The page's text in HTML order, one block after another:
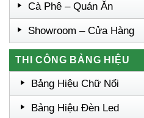
Cà Phê – Quán Ăn
Showroom – Cửa Hàng
THI CÔNG BẢNG HIỆU
Bảng Hiệu Chữ Nổi
Bảng Hiệu Đèn Led